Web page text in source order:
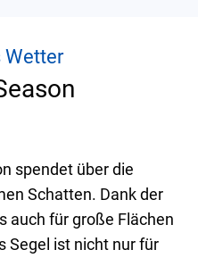
Wetter
spendet über die
Schatten. Dank der
auch für große Flächen
Segel ist nicht nur für